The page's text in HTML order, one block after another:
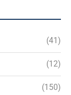
(41)
(12)
(150)